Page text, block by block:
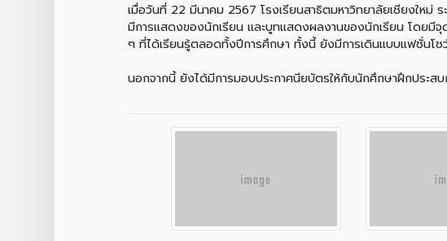
เมื่อวันที่ 22 มีนาคม 2567 โรงเรียนสาธิตมหาวิทยาลัยเชียงใหม่
มีการแสดงของนักเรียน และบูทแสดงผลงานของนักเรียน โดยมี
ๆ ที่ได้เรียนรู้ตลอดทั้งปีการศึกษา ทั้งนี้ ยังมีการเดินแบบแฟชั่นโ
นอกจากนี้ ยังได้มีการมอบประกาศนียบัตรให้กับนักศึกษาฝึกประ